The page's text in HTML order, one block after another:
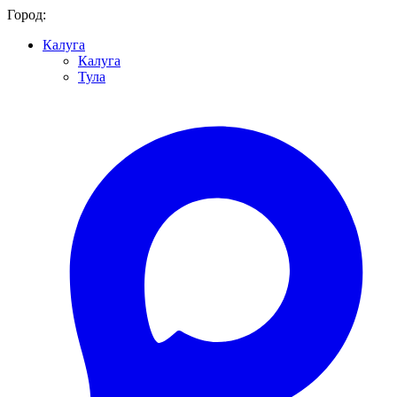
Город:
Калуга
Калуга
Тула